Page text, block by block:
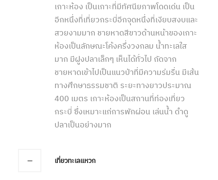
เกาะห้อง เป็นเกาะที่มีทัศนียภาพโดดเด่น เป็น
อีกหนึ่งที่เที่ยวกระบี่อีกจุดหนึ่งที่เงียบสงบและ
สวยงามมาก ชายหาดสีขาวด้านหน้าของเกาะ
ห้องเป็นลักษณะโค้งครึ่งวงกลม น้ำทะเลใส
มาก มีฝูงปลาเล็กๆ เห็นได้ทั่วไป ถัดจาก
ชายหาดเข้าไปเป็นแนวป่าที่มีความร่มรื่น มีเส้น
ทางศึกษาธรรมชาติ ระยะทางยาวประมาณ
400 เมตร เกาะห้องเป็นสถานที่ท่องเที่ยว
กระบี่ ซึ่งเหมาะแก่การพักผ่อน เล่นน้ำ ดำดู
ปลาเป็นอย่างมาก
เที่ยวทะเลแหวก